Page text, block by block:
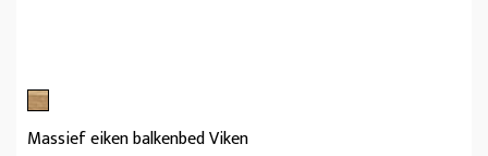
Massief eiken balkenbed Viken